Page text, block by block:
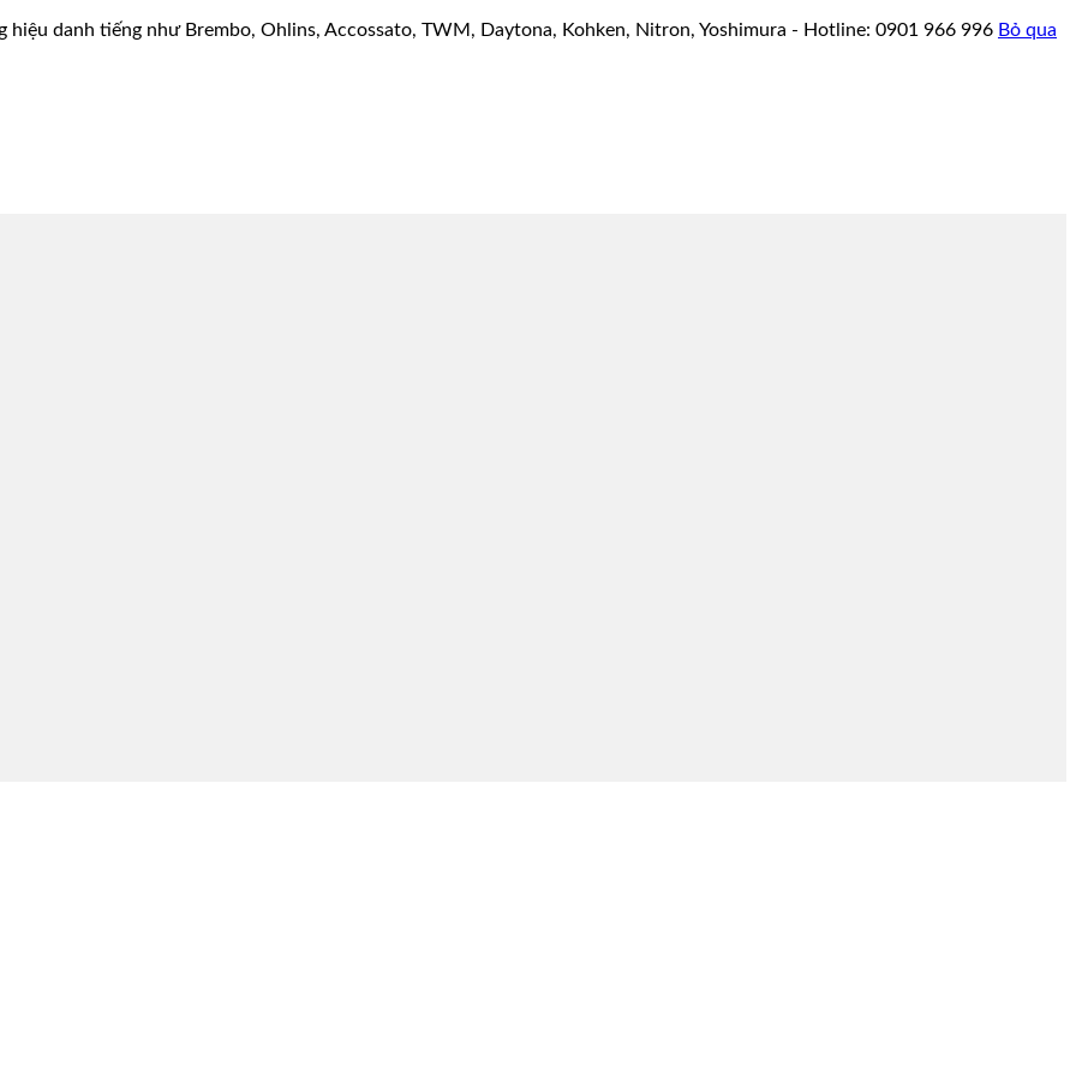
hiệu danh tiếng như Brembo, Ohlins, Accossato, TWM, Daytona, Kohken, Nitron, Yoshimura - Hotline: 0901 966 996 Bỏ qua